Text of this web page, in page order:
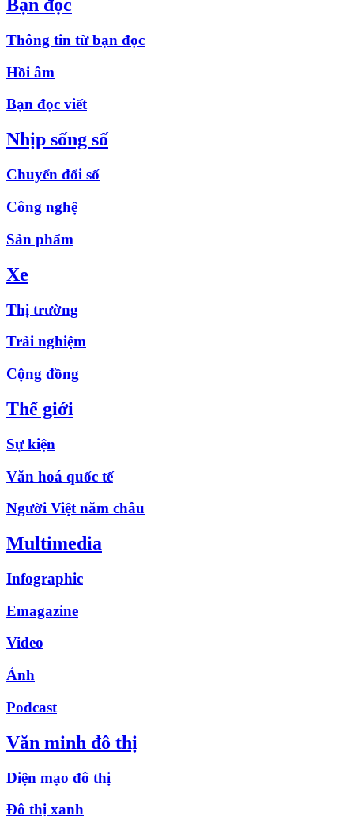
Bạn đọc
Thông tin từ bạn đọc
Hồi âm
Bạn đọc viết
Nhịp sống số
Chuyển đổi số
Công nghệ
Sản phẩm
Xe
Thị trường
Trải nghiệm
Cộng đồng
Thế giới
Sự kiện
Văn hoá quốc tế
Người Việt năm châu
Multimedia
Infographic
Emagazine
Video
Ảnh
Podcast
Văn minh đô thị
Diện mạo đô thị
Đô thị xanh